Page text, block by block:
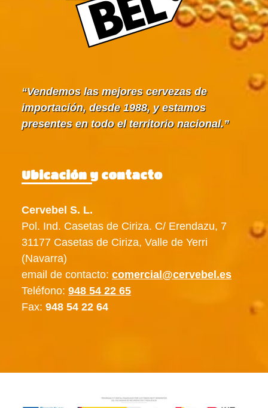
Vendemos las mejores cervezas de
importación, desde 1988, y estamos
presentes en todo el territorio nacional.
Ubicación y contacto
Cervebel S. L.
Pol. Ind. Casetas de Ciriza. C/ Erendazu, 7
31177 Casetas de Ciriza, Valle de Yerri
(Navarra)
email de contacto: comercial@cervebel.es
Teléfono: 948 54 22 65
Fax: 948 54 22 64